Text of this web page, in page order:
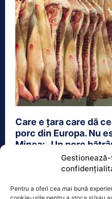
Pentru a oferi cea mai bună
Care e țara care dă
porc din Europa. Nu
Minea: „Un porc
28 Noiembrie 2023
găsește în România,